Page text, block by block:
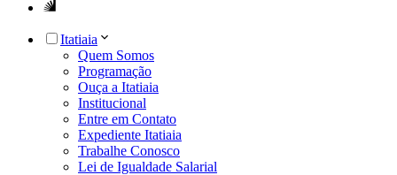
Itatiaia
Quem Somos
Programação
Ouça a Itatiaia
Institucional
Entre em Contato
Expediente Itatiaia
Trabalhe Conosco
Lei de Igualdade Salarial